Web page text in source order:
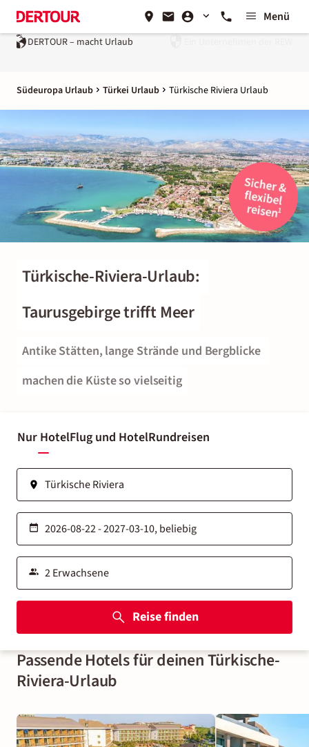
Menü
Ein Unternehmen derREWE Group
Südeuropa Urlaub Türkei Urlaub Türkische Riviera Urlaub
Türkische-Riviera-Urlaub:
Taurusgebirge trifft Meer
Antike Stätten, lange Strände und Bergblicke
machen die Küste so vielseitig
Nur HotelFlug und HotelRundreisen
Reise finden
Passende Hotels für deinen Türkische-
Riviera-Urlaub